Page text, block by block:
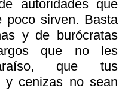
autoridades que
poco sirven. Basta
y de burócratas
que no les
que tus
y cenizas no sean